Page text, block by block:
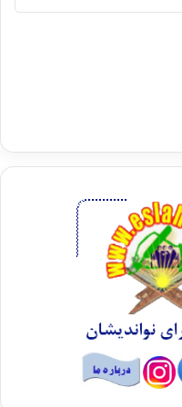
توصیه الهی در یک درجه
آبرو را مساوی
مؤمنین نگفته است:
و هیچ کس را که
و هر کس چنین کند،
(فرقان /
68-70)
گناه کبیره یعنی
برمی‌خیزد، باید مبادرت به
بدان معنی نیست که غریزة